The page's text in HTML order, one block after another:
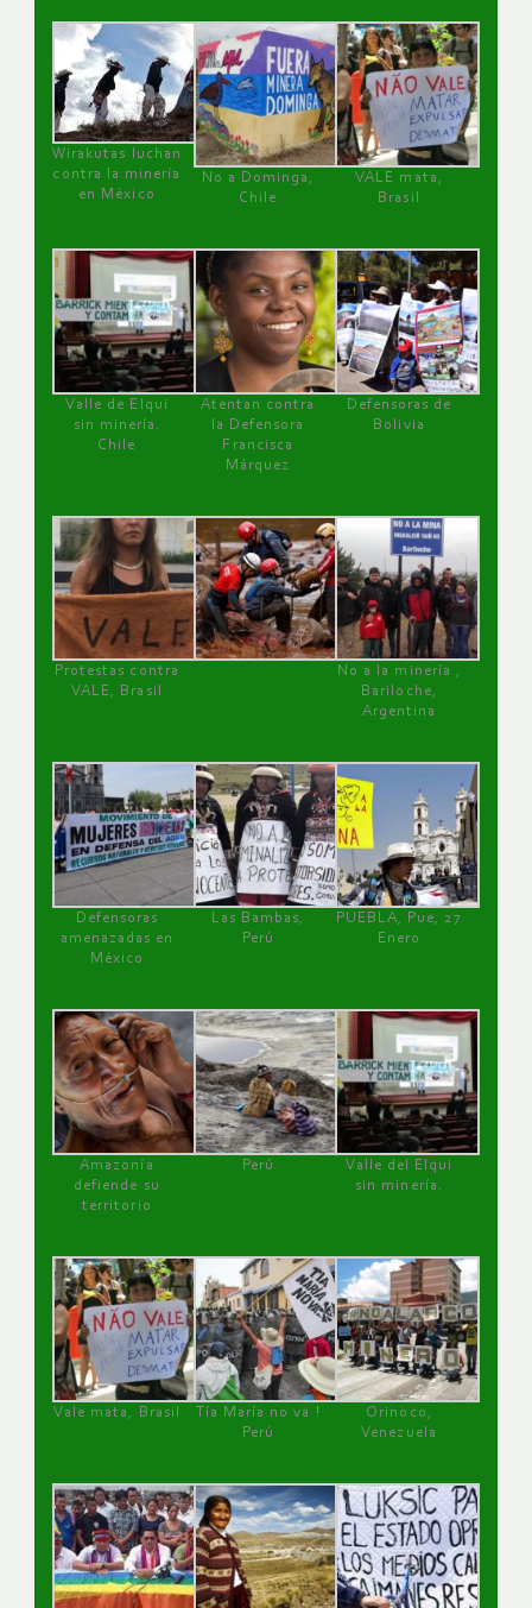
Wirakutas luchan
contra la minería
en México
No a Dominga,
Chile
VALE mata,
Brasil
Valle de Elqui
sin minería.
Chile
Atentan contra
la Defensora
Francisca
Márquez
Defensoras de
Bolivia
Protestas contra
VALE, Brasil
No a la minería ,
Bariloche,
Argentina
Defensoras
amenazadas en
México
Las Bambas,
Perú
PUEBLA, Pue, 27
Enero
Amazonía
defiende su
territorio
Perú
Valle del Elqui
sin minería.
Vale mata, Brasil
Tía María no va !
Perú
Orinoco,
Venezuela